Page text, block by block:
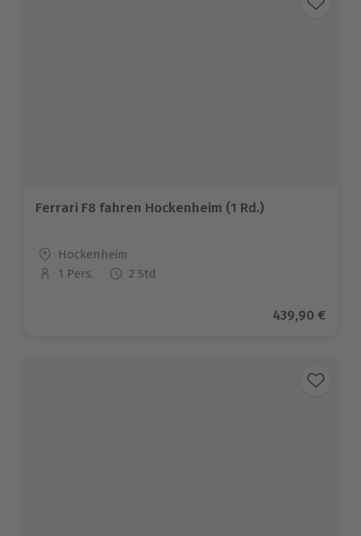
Ferrari F8 fahren Hockenheim (1 Rd.)
Standort
Hockenheim
Anzahl der Teilnehmer
1 Pers. 2 Std
Aktueller
439,90 €